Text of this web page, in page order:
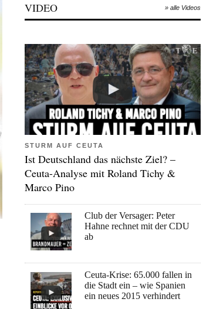
VIDEO » alle Videos
STURM AUF CEUTA
Ist Deutschland das nächste Ziel? –
Ceuta-Analyse mit Roland Tichy &
Marco Pino
Club der Versager: Peter
Hahne rechnet mit der CDU
ab
Ceuta-Krise: 65.000 fallen in
die Stadt ein – wie Spanien
ein neues 2015 verhindert